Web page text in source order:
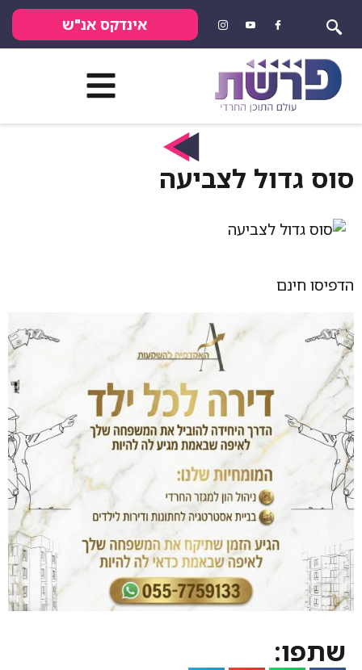
אינדקס אנ"ש
סוס גדול לצביעה
הדפיסו חינם
שתפו: